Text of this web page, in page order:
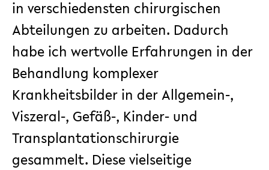
in verschiedensten chirurgischen
Abteilungen zu arbeiten. Dadurch
habe ich wertvolle Erfahrungen in der
Behandlung komplexer
Krankheitsbilder in der Allgemein-,
Viszeral-, Gefäß-, Kinder- und
Transplantationschirurgie
gesammelt. Diese vielseitige